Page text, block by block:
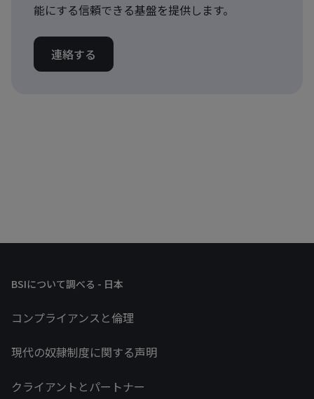
能にする信頼できる基盤を提供します。
連絡する
BSIについて調べる - 日本
コンプライアンスと倫理
現代の奴隷制度に関する声明
クライアントとパートナー